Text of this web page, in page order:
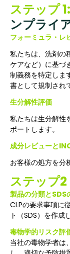
ステップ 1:
ンプライ
フォーミュラ・レ
私たちは、洗剤の
ケアなど）に基づ
制義務を特定しま
書として規制され
生分解性評価
私たちは生分解性
ポートします。
成分レビューと
お客様の処方を分
ステップ2
製品の分類とSDS
CLPの要求事項に
ト（SDS）を作成
毒物学的リスク評
当社の毒物学者は